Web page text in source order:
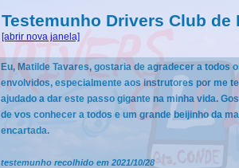
Testemunho Drivers Club de
[abrir nova janela]
Eu, Matilde Tavares, gostaria de agradecer a todos
envolvidos, especialmente aos instrutores por me
ajudado a dar este passo gigante na minha vida.
de vos conhecer a todos e um grande beijinho da
encartada.
testemunho recolhido em 2021/10/28